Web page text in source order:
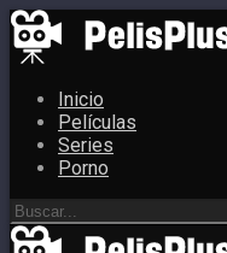
Inicio
Películas
Series
Porno